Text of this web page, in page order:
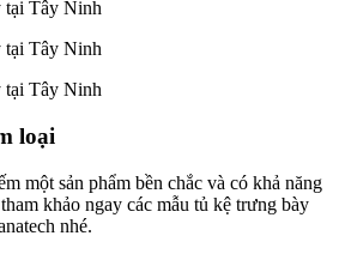
loại
một sản phẩm bền chắc và có khả năng
khảo ngay các mẫu tủ kệ trưng bày
nhé.